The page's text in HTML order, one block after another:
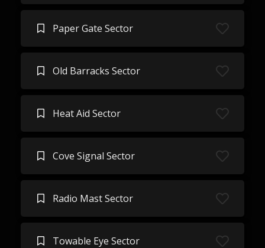
Paper Gate Sector
Old Barracks Sector
Heat Aid Sector
Cove Signal Sector
Radio Mast Sector
Towable Eye Sector